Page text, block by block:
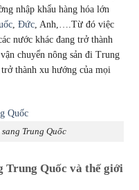
nhập khẩu hàng hóa lớn
Đức , Anh,….Từ đó việc
nước khác đang trở thành
chuyển nông sản đi Trung
thành xu hướng của mọi
Trung Quốc
Trung Quốc và thế giới